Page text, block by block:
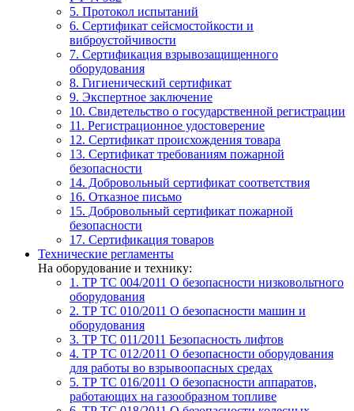
5. Протокол испытаний
6. Сертификат сейсмостойкости и
виброустойчивости
7. Сертификация взрывозащищенного
оборудования
8. Гигиенический сертификат
9. Экспертное заключение
10. Свидетельство о государственной регистрации
11. Регистрационное удостоверение
12. Сертификат происхождения товара
13. Сертификат требованиям пожарной
безопасности
14. Добровольный сертификат соответствия
16. Отказное письмо
15. Добровольный сертификат пожарной
безопасности
17. Сертификация товаров
Технические регламенты
На оборудование и технику:
1. ТР ТС 004/2011 О безопасности низковольтного
оборудования
2. ТР ТС 010/2011 О безопасности машин и
оборудования
3. ТР ТС 011/2011 Безопасность лифтов
4. ТР ТС 012/2011 О безопасности оборудования
для работы во взрывоопасных средах
5. ТР ТС 016/2011 О безопасности аппаратов,
работающих на газообразном топливе